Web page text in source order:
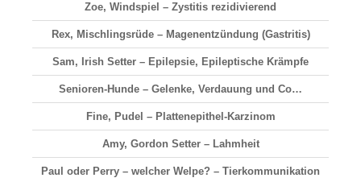
Zoe, Windspiel – Zystitis rezidivierend
Rex, Mischlingsrüde – Magenentzündung (Gastritis)
Sam, Irish Setter – Epilepsie, Epileptische Krämpfe
Senioren-Hunde – Gelenke, Verdauung und Co…
Fine, Pudel – Plattenepithel-Karzinom
Amy, Gordon Setter – Lahmheit
Paul oder Perry – welcher Welpe? – Tierkommunikation